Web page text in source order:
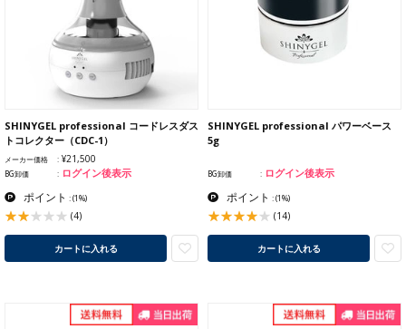
SHINYGEL professional コードレスダス
トコレクター（CDC-1）
メーカー価格 ¥21,500
BG卸価 ログイン後表示
ポイント :(1%)
(4)
カートに入れる
SHINYGEL professional パワーベース
5g
BG卸価 ログイン後表示
ポイント :(1%)
(14)
カートに入れる